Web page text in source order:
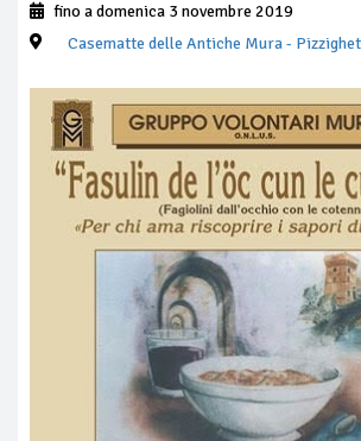
fino a domenica 3 novembre 2019
Casematte delle Antiche Mura-